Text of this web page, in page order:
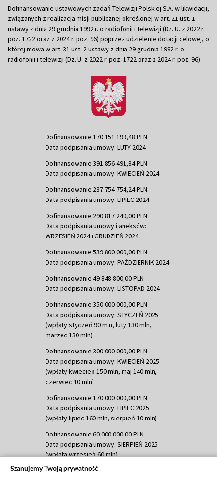
Dofinansowanie ustawowych zadań Telewizji Polskiej S.A. w likwidacji,
związanych z realizacją misji publicznej określonej w art. 21 ust. 1
ustawy z dnia 29 grudnia 1992 r. o radiofonii i telewizji (Dz. U. z 2022 r.
poz. 1722 oraz z 2024 r. poz. 96) poprzez udzielenie dotacji celowej, o
której mowa w art. 31 ust. 2 ustawy z dnia 29 grudnia 1992 r. o
radiofonii i telewizji (Dz. U. z 2022 r. poz. 1722 oraz z 2024 r. poz. 96)
Dofinansowanie 170 151 199,48 PLN
Data podpisania umowy: LUTY 2024
Dofinansowanie 391 856 491,84 PLN
Data podpisania umowy: KWIECIEŃ 2024
Dofinansowanie 237 754 754,24 PLN
Data podpisania umowy: LIPIEC 2024
Dofinansowanie 290 817 240,00 PLN
Data podpisania umowy i aneksów:
WRZESIEŃ 2024 i GRUDZIEŃ 2024
Dofinansowanie 539 800 000,00 PLN
Data podpisania umowy: PAŹDZIERNIK 2024
Dofinansowanie 49 848 800,00 PLN
Data podpisania umowy: LISTOPAD 2024
Dofinansowanie 350 000 000,00 PLN
Data podpisania umowy: STYCZEŃ 2025
(wpłaty styczeń 90 mln, luty 130 mln,
marzec 130 mln)
Dofinansowanie 300 000 000,00 PLN
Data podpisania umowy: KWIECIEŃ 2025
(wpłaty kwiecień 150 mln, maj 140 mln,
czerwiec 10 mln)
Dofinansowanie 170 000 000,00 PLN
Data podpisania umowy: LIPIEC 2025
(wpłaty lipiec 160 mln, sierpień 10 mln)
Dofinansowanie 60 000 000,00 PLN
Data podpisania umowy: SIERPIEŃ 2025
(wpłata wrzesień 60 mln)
Dofinansowanie 635 783 051,21 PLN
Szanujemy Twoją prywatność